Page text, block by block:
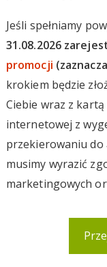
Jeśli spełniamy
31.08.2026
promocji
krokiem będzie
Ciebie wraz z
internetowej z
przekierowaniu do
musimy wyrazić
marketingowych